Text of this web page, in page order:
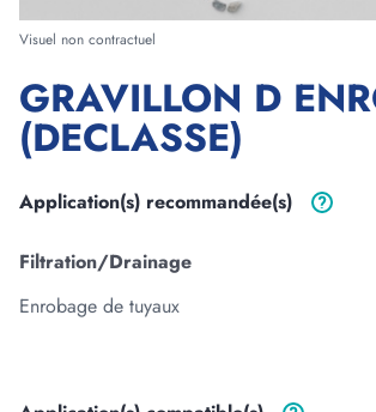
Visuel non contractuel
GRAVILLON D
(DECLASSE)
Application(s) recommandée(s)
Filtration/Drainage
Enrobage de tuyaux
Forme
Longueur
m cm
Largeur